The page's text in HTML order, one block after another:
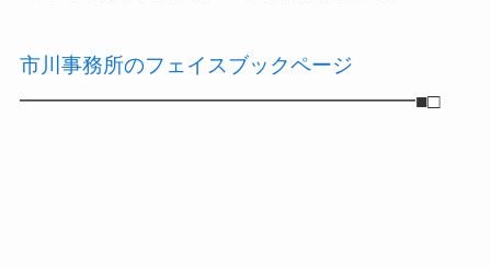
市川事務所のフェイスブックページ
━━━━━━━━━━━━━━━━━━━■□